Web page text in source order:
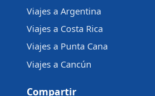
Viajes a Argentina
Viajes a Costa Rica
Viajes a Punta Cana
Viajes a Cancún
Compartir